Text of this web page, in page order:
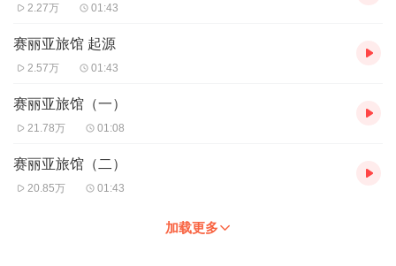
接着一场大火如流星般坠落在格兰之森，熊熊的烈焰烧毁了格兰之
森的大部分植被，却无法摧毁异变的动植物。格兰之森陷入了一片
妖异的火海中，成了死亡之林。精灵也从森林里彻底消失。
各种异变现象频繁的出现在阿拉德大陆各地，异变的动植物也越来
越疯狂。即使出现了为铲除怪物而不畏艰辛的穿行在阿拉德大陆各
的黑暗之中。
更让人忧心的是，原本消失的天空之城又重新出现在阿拉德大陆
的村庄，村庄里的人全部死亡，无一幸免；暗精灵趁混乱向人类发
动战争；贝尔玛尔公国的领土被相邻的帝国侵占。
2.27万 01:43
赛丽亚旅馆 起源
2.57万 01:43
赛丽亚旅馆（一）
21.78万 01:08
赛丽亚旅馆（二）
20.85万 01:43
加载更多